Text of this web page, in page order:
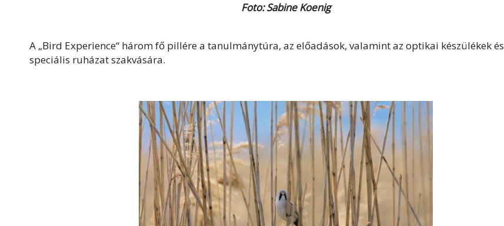
Foto: Sabine Koenig
A „Bird Experience“ három fő pillére a tanulmánytúra, az előadások, valamint az optikai készülékek és
speciális ruházat szakvására.